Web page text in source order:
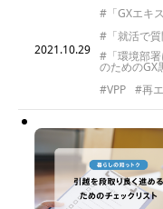
2021.10.29
#「GXエキ
#「就活で
#「環境部署
のためのGX
#VPP
#再